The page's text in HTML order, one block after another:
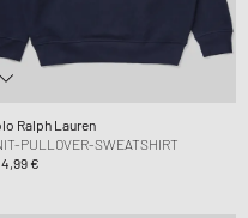
Ralph Lauren
PULLOVER-SWEATSHIRT
€